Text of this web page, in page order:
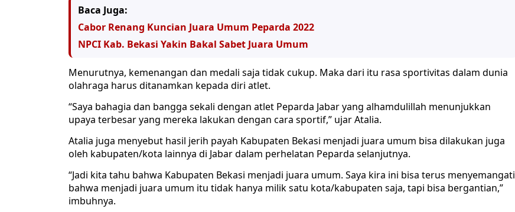
Baca Juga:
Cabor Renang Kuncian Juara Umum Peparda 2022
NPCI Kab. Bekasi Yakin Bakal Sabet Juara Umum
Menurutnya, kemenangan dan medali saja tidak cukup. Maka dari itu rasa sportivitas dalam dunia
olahraga harus ditanamkan kepada diri atlet.
“Saya bahagia dan bangga sekali dengan atlet Peparda Jabar yang alhamdulillah menunjukkan
upaya terbesar yang mereka lakukan dengan cara sportif,” ujar Atalia.
Atalia juga menyebut hasil jerih payah Kabupaten Bekasi menjadi juara umum bisa dilakukan juga
oleh kabupaten/kota lainnya di Jabar dalam perhelatan Peparda selanjutnya.
“Jadi kita tahu bahwa Kabupaten Bekasi menjadi juara umum. Saya kira ini bisa terus menyemangati
bahwa menjadi juara umum itu tidak hanya milik satu kota/kabupaten saja, tapi bisa bergantian,”
imbuhnya.